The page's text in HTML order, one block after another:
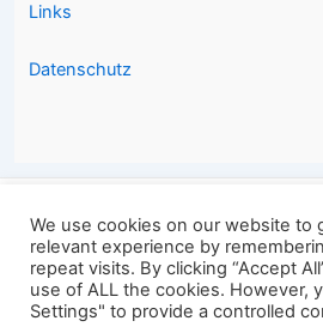
Links
Datenschutz
Copyright © 2026
We use cookies on our website to
relevant experience by
repeat visits. By clicking “Accept
use of ALL the cookies. However,
Settings" to provide a controlled